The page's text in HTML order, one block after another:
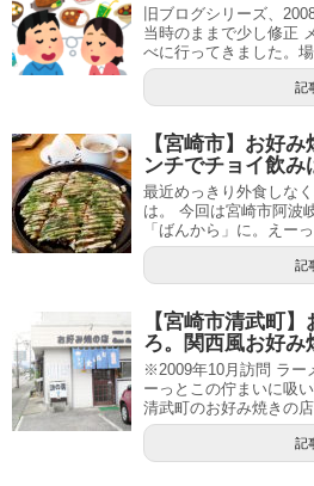
旧ブログシリーズ、
当時のままで少し修正
べに行ってきました。場
記
【宮崎市】お好
ンチでチョイ飲み
最近めっきり外食しな
は。 今回は宮崎市阿波
「ばんから」に。えー
記
【宮崎市清武町
ろ。関西風お好み
※2009年10月訪問 ラー
ーっとこの佇まいに吸
清武町のお好み焼きの店
記